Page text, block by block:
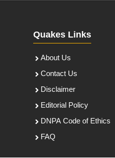
Quakes Links
About Us
Contact Us
Disclaimer
Editorial Policy
DNPA Code of Ethics
FAQ